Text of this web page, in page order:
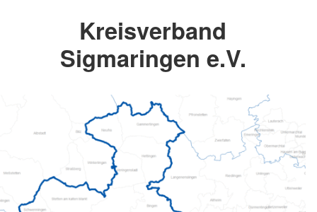
Kreisverband
Sigmaringen e.V.